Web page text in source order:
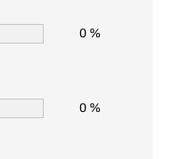
0 %
0 %